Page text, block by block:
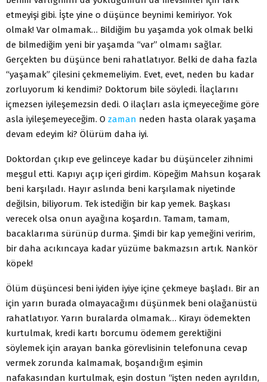
etmeyişi gibi. İşte yine o düşünce beynimi kemiriyor. Yok
olmak! Var olmamak… Bildiğim bu yaşamda yok olmak belki
de bilmediğim yeni bir yaşamda “var” olmamı sağlar.
Gerçekten bu düşünce beni rahatlatıyor. Belki de daha fazla
“yaşamak” çilesini çekmemeliyim. Evet, evet, neden bu kadar
zorluyorum ki kendimi? Doktorum bile söyledi. İlaçlarını
içmezsen iyileşemezsin dedi. O ilaçları asla içmeyeceğime göre
asla iyileşemeyeceğim. O zaman neden hasta olarak yaşama
devam edeyim ki? Ölürüm daha iyi.
Doktordan çıkıp eve gelinceye kadar bu düşünceler zihnimi
meşgul etti. Kapıyı açıp içeri girdim. Köpeğim Mahsun koşarak
beni karşıladı. Hayır aslında beni karşılamak niyetinde
değilsin, biliyorum. Tek istediğin bir kap yemek. Başkası
verecek olsa onun ayağına koşardın. Tamam, tamam,
bacaklarıma sürünüp durma. Şimdi bir kap yemeğini veririm,
bir daha acıkıncaya kadar yüzüme bakmazsın artık. Nankör
köpek!
Ölüm düşüncesi beni iyiden iyiye içine çekmeye başladı. Bir an
için yarın burada olmayacağımı düşünmek beni olağanüstü
rahatlatıyor. Yarın buralarda olmamak… Kirayı ödemekten
kurtulmak, kredi kartı borcumu ödemem gerektiğini
söylemek için arayan banka görevlisinin telefonuna cevap
vermek zorunda kalmamak, boşandığım eşimin
nafakasından kurtulmak, eşin dostun “işten neden ayrıldın,